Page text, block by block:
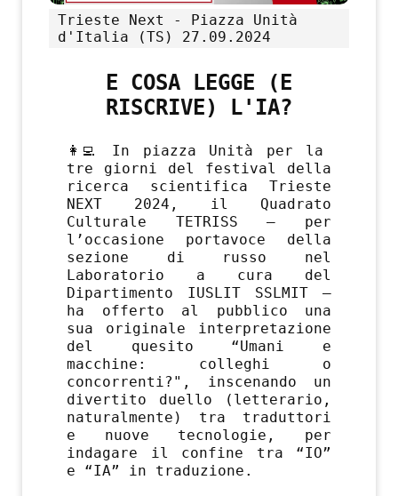
Trieste Next - Piazza Unità
d'Italia (TS)
27.09.2024
E COSA LEGGE (E
RISCRIVE) L'IA?
👩‍💻 In piazza Unità per la
tre giorni del festival della
ricerca scientifica Trieste
NEXT 2024, il Quadrato
Culturale TETRISS – per
l’occasione portavoce della
sezione di russo nel
Laboratorio a cura del
Dipartimento IUSLIT SSLMIT –
ha offerto al pubblico una
sua originale interpretazione
del quesito “Umani e
macchine: colleghi o
concorrenti?", inscenando un
divertito duello (letterario,
naturalmente) tra traduttori
e nuove tecnologie, per
indagare il confine tra “IO”
e “IA” in traduzione.